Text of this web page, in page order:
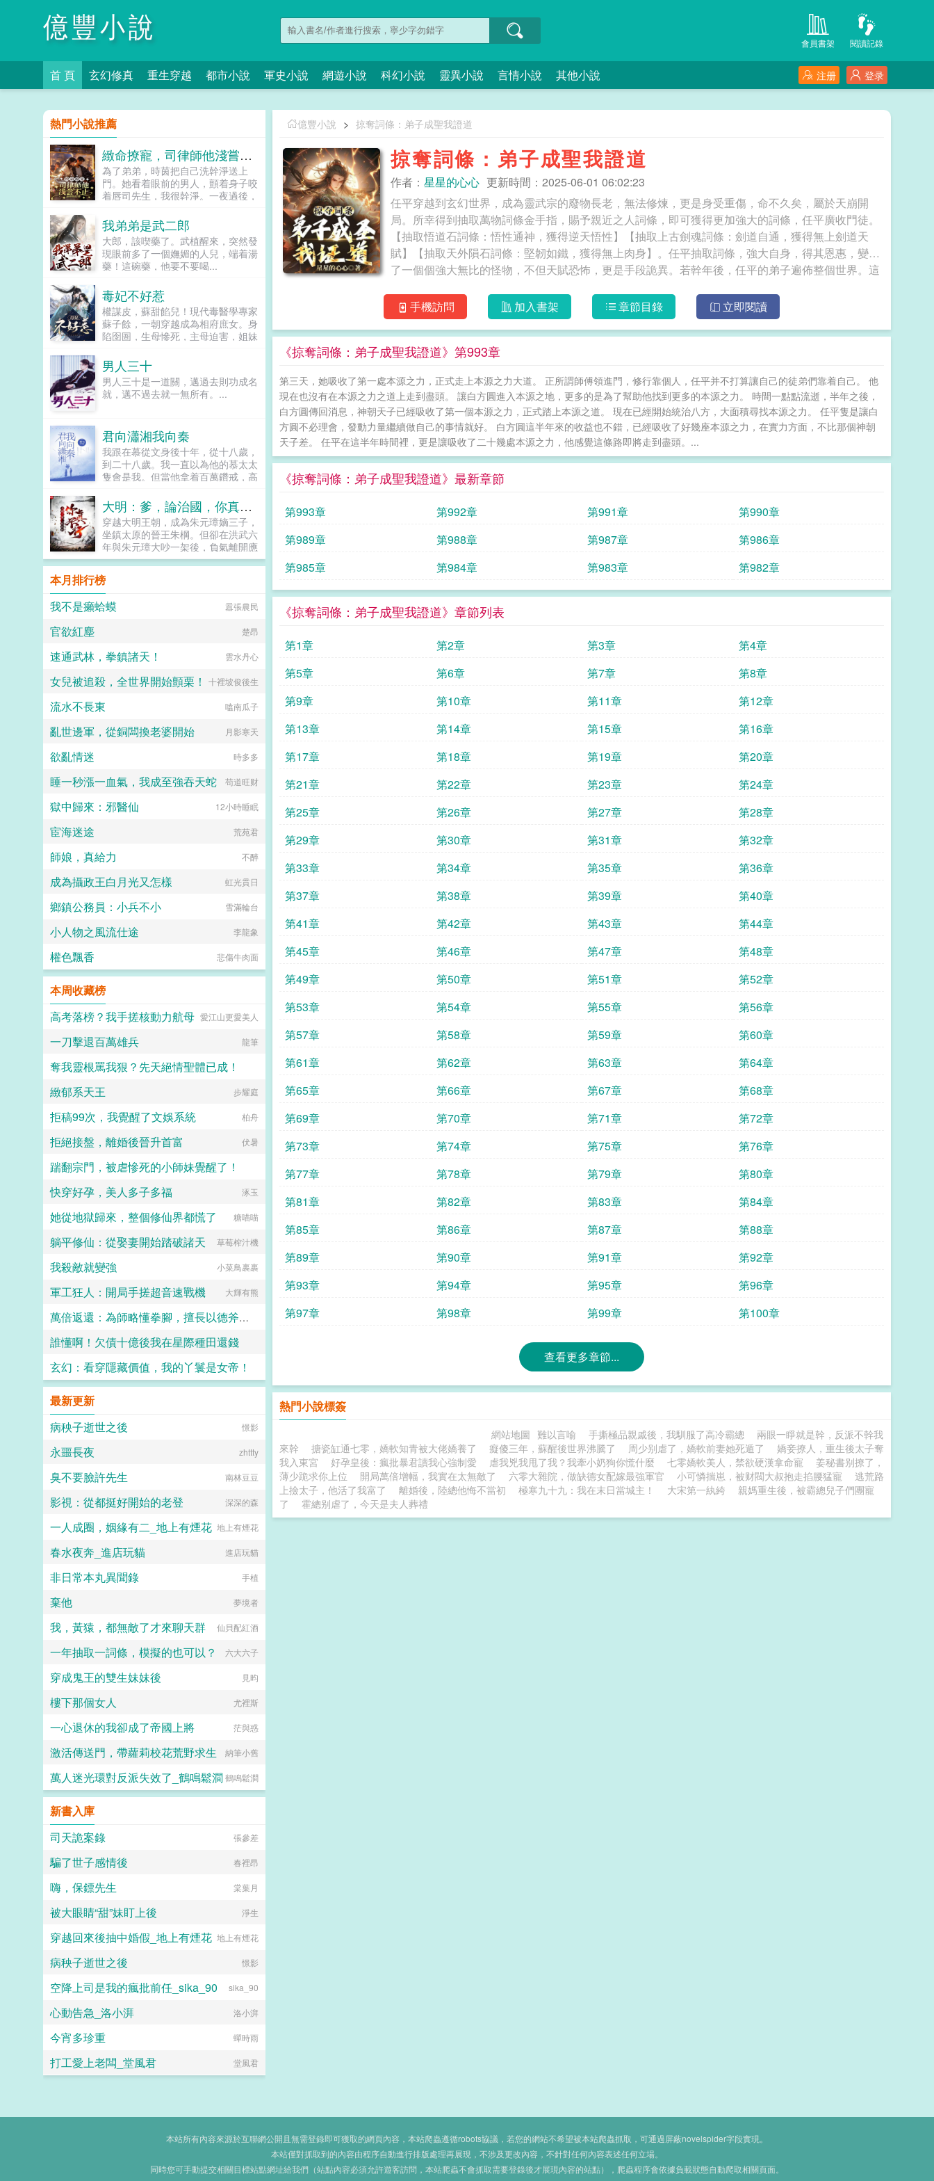
億豐小說 閱讀記錄
會員書架
首 頁 玄幻修真 重生穿越 都市小說 軍史小說 網遊小說 科幻小說 靈異小說 言情小說 其他小說 登录
注册
億豐小說 > 掠奪詞條：弟子成聖我證道
掠奪詞條：弟子成聖我證道
作者： 星星的心心 更新時間：2025-06-01 06:02:23
任平穿越到玄幻世界，成為靈武宗的廢物長老，無法修煉，更是身受重傷，命不久矣，屬於天崩開
局。所幸得到抽取萬物詞條金手指，賜予親近之人詞條，即可獲得更加強大的詞條，任平廣收門徒。
【抽取悟道石詞條：悟性通神，獲得逆天悟性】【抽取上古劍魂詞條：劍道自通，獲得無上劍道天
賦】【抽取天外隕石詞條：堅韌如鐵，獲得無上肉身】。任平抽取詞條，強大自身，得其恩惠，變成
了一個個強大無比的怪物，不但天賦恐怖，更是手段詭異。若幹年後，任平的弟子遍佈整個世界。這
手機訪問
加入書架 章節目錄 立即閱讀
《掠奪詞條：弟子成聖我證道》第993章
第三天，她吸收了第一處本源之力，正式走上本源之力大道。 正所謂師傅領進門，修行靠個人，任平并不打算讓自己的徒弟們靠着自己。 他
現在也沒有在本源之力之道上走到盡頭。 讓白方圓進入本源之地，更多的是為了幫助他找到更多的本源之力。 時間一點點流逝，半年之後，
白方圓傳回消息，神朝天子已經吸收了第一個本源之力，正式踏上本源之道。 現在已經開始統治八方，大面積尋找本源之力。 任平隻是讓白
方圓不必理會，發動力量繼續做自己的事情就好。 白方圓這半年來的收益也不錯，已經吸收了好幾座本源之力，在實力方面，不比那個神朝
天子差。 任平在這半年時間裡，更是讓吸收了二十幾處本源之力，他感覺這條路即將走到盡頭。...
《掠奪詞條：弟子成聖我證道》最新章節
第993章 第992章 第991章
第990章
第989章
第988章 第987章
第986章
第985章
第984章 第983章 第982章
《掠奪詞條：弟子成聖我證道》章節列表
第1章 第2章 第3章
第4章
第5章
第6章 第7章
第8章
第9章
第10章 第11章
第12章
第13章
第14章 第15章
第16章
第17章
第18章 第19章
第20章
第21章
第22章 第23章
第24章
第25章
第26章 第27章
第28章
第29章
第30章 第31章
第32章
第33章
第34章 第35章
第36章
第37章
第38章 第39章
第40章
第41章
第42章 第43章
第44章
第45章
第46章 第47章
第48章
第49章
第50章 第51章
第52章
第53章
第54章 第55章
第56章
第57章
第58章 第59章
第60章
第61章
第62章 第63章
第64章
第65章
第66章 第67章
第68章
第69章
第70章 第71章
第72章
第73章
第74章 第75章
第76章
第77章
第78章 第79章
第80章
第81章
第82章 第83章
第84章
第85章
第86章 第87章
第88章
第89章
第90章 第91章
第92章
第93章
第94章 第95章
第96章
第97章
第98章 第99章 第100章
查看更多章節...
熱門小說標簽
網站地圖 難以言喻 手撕極品親戚後，我馴服了高冷霸總
兩眼一睜就是幹，反派不幹我
來幹
搪瓷缸通七零，嬌軟知青被大佬嬌養了 癡傻三年，蘇醒後世界沸騰了 周少别虐了，嬌軟前妻她死遁了
嬌妾撩人，重生後太子奪
我入東宮
好孕皇後：瘋批暴君讀我心強制愛 虐我兇我甩了我？我牽小奶狗你慌什麼 七零嬌軟美人，禁欲硬漢拿命寵
姜秘書别撩了，
薄少跪求你上位
開局萬倍增幅，我實在太無敵了 六零大雜院，做缺德女配嫁最強軍官 小可憐揣崽，被财閥大叔抱走掐腰猛寵
逃荒路
上撿太子，他活了我富了
離婚後，陸總他悔不當初 極寒九十九：我在末日當城主！ 大宋第一紈絝
親媽重生後，被霸總兒子們團寵
了
霍總别虐了，今天是夫人葬禮
熱門小說推薦
緻命撩寵，司律師他淺嘗不止
為了弟弟，時茵把自己洗幹淨送上
門。她看着眼前的男人，顫着身子咬
着唇司先生，我很幹淨。一夜過後，
揚镳。然而，再次被男人救下時，她
卻被男人堵在牆角，冷淡矜貴的男人
撣了撣煙灰，仿佛隨口問道時茵，我
救了你，你打算怎麼感謝我。他救她
三次，她搭上一輩子。時茵以為這是
兔，隱忍多時。對於司危來說，愛一
個人就是從渴望開始，他渴望時茵許
久，愛她一生。...
我弟弟是武二郎
大郎，該喫藥了。武植醒來，突然發
現眼前多了一個嫵媚的人兒，端着湯
藥！這碗藥，他要不要喝...
毒妃不好惹
權謀皮，蘇甜餡兒！現代毒醫學專家
蘇子餘，一朝穿越成為相府庶女。身
陷囹圄，生母慘死，主母迫害，姐妹
道一聲一把好牌打赢算什麼本事，一
把爛牌打的赢，那才叫厲害！她要打
的第一張牌借勢！蘇子餘看着面前權
勢滔天的秦王殿下，開口道你娶我！
男人三十
男人三十是一道關，邁過去則功成名
就，邁不過去就一無所有。...
君向瀟湘我向秦
我跟在慕從文身後十年，從十八歲，
到二十八歲。我一直以為他的慕太太
隻會是我。但當他拿着百萬鑽戒，高
放棄。轉身答應了癡情守護我多年的
韓嚴祁。他迫不及待的向我求婚。可
婚前我卻聽見他和朋友的聊天。你又
不喜歡孟知韻，幹嘛娶她？韓嚴祁沙
啞着嗓音，說着讓我渾身發涼的話。
隻有這樣，靈靈才能幸福。孟知靈，
我的親妹妹。既然如此，你們所有
人，我通通都不要了。...
大明：爹，論治國，你真不行
穿越大明王朝，成為朱元璋嫡三子，
坐鎮太原的晉王朱棡。但卻在洪武六
年與朱元璋大吵一架後，負氣離開應
天府，前往封地太原就藩！自那以後
起，朱棡不僅將太原治理的僅僅有
條，更是為大明戍守邊塞，大敗王保
保，將北元逼入絕境！可便是此時，
一道聖旨入太原，朝中以胡惟庸為首
心，朱棡無奈回京。彼時，坤寧宮。
百姓？朱棡呵呵，天下窮苦唯有百
賦，而百姓仍是水生火熱！朱元璋我
明？朱棡呵呵，不改革弊端，若是一
殺幹淨，又能如何？朱元璋我為你們
富貴，可曾對不起你們？朱棡呵呵，
物極必反，國亡族滅！逆子！朱元璋
行。朱棡淡然道。是夜，朱元璋留晉
本月排行榜
我不是癩蛤蟆
囂張農民
官欲紅塵 楚昂
速通武林，拳鎮諸天！ 雲水丹心
女兒被追殺，全世界開始顫栗！ 十裡坡俊後生
流水不長東 嗑南瓜子
亂世邊軍，從銅闆換老婆開始 月影寒天
欲亂情迷 時多多
睡一秒漲一血氣，我成至強吞天蛇 苟道旺财
獄中歸來：邪醫仙 12小時睡眠
宦海迷途 荒苑君
師娘，真給力 不醉
成為攝政王白月光又怎樣 虹光貫日
鄉鎮公務員：小兵不小 雪滿輪台
小人物之風流仕途 李龍象
權色飄香 悲傷牛肉面
本周收藏榜
高考落榜？我手搓核動力航母 愛江山更愛美人
一刀擊退百萬雄兵 龍筆
奪我靈根罵我狠？先天絕情聖體已成！
香菜達達
緻郁系天王 步耀庭
拒稿99次，我覺醒了文娛系統 柏舟
拒絕接盤，離婚後晉升首富 伏暑
踹翻宗門，被虐慘死的小師妹覺醒了！
小青蛇
快穿好孕，美人多子多福 涿玉
她從地獄歸來，整個修仙界都慌了 糖喵喵
躺平修仙：從娶妻開始踏破諸天 草莓榨汁機
我殺敵就變強 小菜鳥裹裹
軍工狂人：開局手搓超音速戰機 大輝有熊
萬倍返還：為師略懂拳腳，擅長以德斧人！
鹹鹹蛋君
誰懂啊！欠債十億後我在星際種田還錢
如畫裡
玄幻：看穿隱藏價值，我的丫鬟是女帝！
最新更新
病秧子逝世之後
憬影
永噩長夜 zhttty
臭不要臉許先生 南林豆豆
影視：從都挺好開始的老登 深深的森
一人成圈，姻緣有二_地上有煙花 地上有煙花
春水夜奔_進店玩貓 進店玩貓
非日常本丸異聞錄 手植
棄他 夢境者
我，黃猿，都無敵了才來聊天群 仙貝配紅酒
一年抽取一詞條，模擬的也可以？ 六大六子
穿成鬼王的雙生妹妹後 見昀
樓下那個女人 尤裡斯
一心退休的我卻成了帝國上將 茫與惑
激活傳送門，帶蘿莉校花荒野求生 納筆小舊
萬人迷光環對反派失效了_鶴鳴鬆澗 鶴鳴鬆澗
新書入庫
司天詭案錄
張參差
騙了世子感情後 春裡昂
嗨，保鏢先生 棠葉月
被大眼睛“甜”妹盯上後 淨生
穿越回來後抽中婚假_地上有煙花 地上有煙花
病秧子逝世之後 憬影
空降上司是我的瘋批前任_sika_90 sika_90
心動告急_洛小湃 洛小湃
今宵多珍重 蟬時雨
打工愛上老闆_堂風君 堂風君
本站所有內容來源於互聯網公開且無需登錄即可獲取的網頁內容，本站爬蟲遵循robots協議，若您的網站不希望被本站爬蟲抓取，可通過屏蔽novelspider字段實現。
本站僅對抓取到的內容由程序自動進行排版處理再展現，不涉及更改內容，不針對任何內容表述任何立場。
同時您可手動提交相關目標站點網址給我們（站點內容必須允許遊客訪問，本站爬蟲不會抓取需要登錄後才展現內容的站點），爬蟲程序會依據負載狀態自動爬取相關頁面。